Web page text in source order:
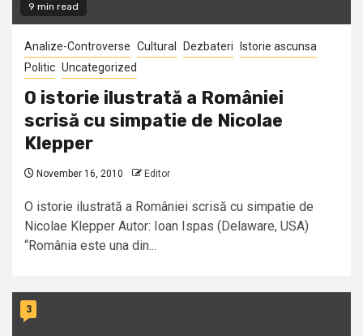
9 min read
Analize-Controverse Cultural Dezbateri
Istorie ascunsa
Politic Uncategorized
O istorie ilustrată a României
scrisă cu simpatie de Nicolae
Klepper
November 16, 2010 Editor
O istorie ilustrată a României scrisă cu simpatie de
Nicolae Klepper Autor: Ioan Ispas (Delaware, USA)
“România este una din...
3